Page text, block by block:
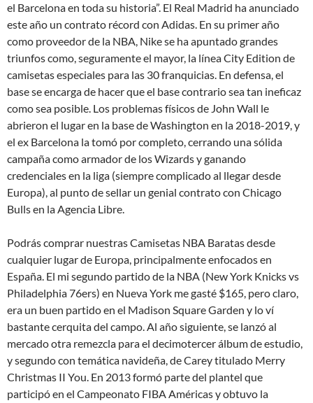
el Barcelona en toda su historia”. El Real Madrid ha anunciado
este año un contrato récord con Adidas. En su primer año
como proveedor de la NBA, Nike se ha apuntado grandes
triunfos como, seguramente el mayor, la línea City Edition de
camisetas especiales para las 30 franquicias. En defensa, el
base se encarga de hacer que el base contrario sea tan ineficaz
como sea posible. Los problemas físicos de John Wall le
abrieron el lugar en la base de Washington en la 2018-2019, y
el ex Barcelona la tomó por completo, cerrando una sólida
campaña como armador de los Wizards y ganando
credenciales en la liga (siempre complicado al llegar desde
Europa), al punto de sellar un genial contrato con Chicago
Bulls en la Agencia Libre.
Podrás comprar nuestras Camisetas NBA Baratas desde
cualquier lugar de Europa, principalmente enfocados en
España. El mi segundo partido de la NBA (New York Knicks vs
Philadelphia 76ers) en Nueva York me gasté $165, pero claro,
era un buen partido en el Madison Square Garden y lo ví
bastante cerquita del campo. Al año siguiente, se lanzó al
mercado otra remezcla para el decimotercer álbum de estudio,
y segundo con temática navideña, de Carey titulado Merry
Christmas II You. En 2013 formó parte del plantel que
participó en el Campeonato FIBA Américas y obtuvo la